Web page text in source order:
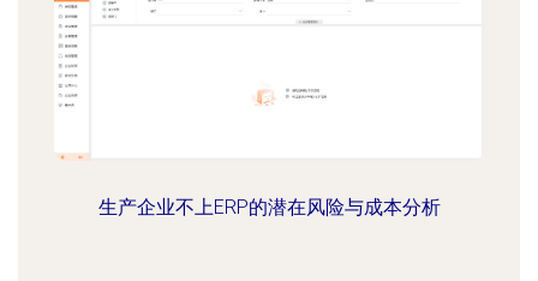
生产企业不上ERP的潜在风险与成本分析